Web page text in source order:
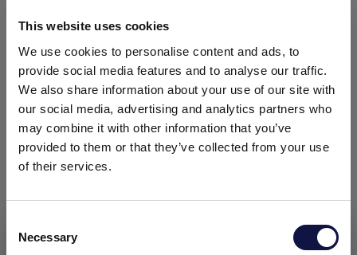
This website uses cookies
We use cookies to personalise content and ads, to
provide social media features and to analyse our traffic.
We also share information about your use of our site with
our social media, advertising and analytics partners who
may combine it with other information that you’ve
provided to them or that they’ve collected from your use
of their services.
Selection
Necessary
Ez az oldal üzleti közönség számára készült.
Rendelkezésre álló
jelentkezések
Tekintse meg a teljes listát
Ön egy munkatársakat kereső vállalat?
Tegyen állásajánlatot
szerezni egy vállalatnál?